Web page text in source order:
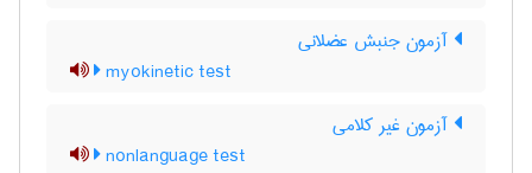
آزمون جنبش عضلانی
myokinetic test
آزمون غیر کلامی
nonlanguage test